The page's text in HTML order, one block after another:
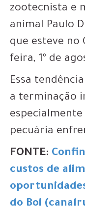
zootecnista e
animal Paulo
que esteve no
feira, 1º de
Essa
a terminação
pecuária
FONTE:
custos de
do Boi